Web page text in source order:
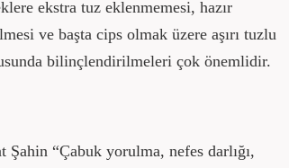
ekstra tuz eklenmemesi, hazır
ve başta cips olmak üzere aşırı tuzlu
bilinçlendirilmeleri çok önemlidir.
“Çabuk yorulma, nefes darlığı,